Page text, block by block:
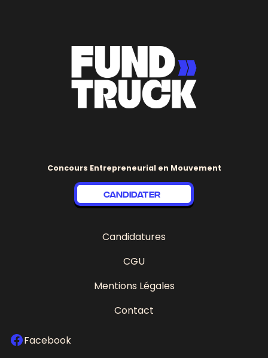
Concours Entrepreneurial en Mouvement
CANDIDATER
Candidatures
CGU
Mentions Légales
Contact
Facebook